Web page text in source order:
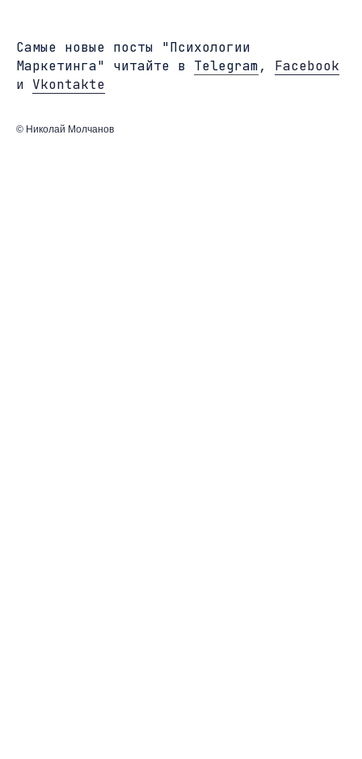
Cамые новые посты "Психологии
Маркетинга" читайте в Telegram, Facebook
и Vkontakte
© Николай Молчанов